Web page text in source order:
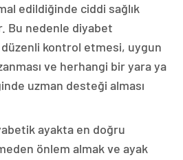
edildiğinde ciddi sağlık
Bu nedenle diyabet
düzenli kontrol etmesi, uygun
ve herhangi bir yara ya
uzman desteği alması
ayakta en doğru
önlem almak ve ayak